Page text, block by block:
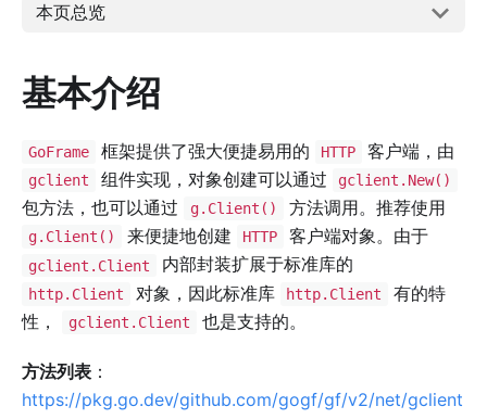
本页总览
基本介绍
GoFrame 框架提供了强大便捷易用的 HTTP 客户端，由
gclient 组件实现，对象创建可以通过 gclient.New()
包方法，也可以通过 g.Client() 方法调用。推荐使用
g.Client() 来便捷地创建 HTTP 客户端对象。由于
gclient.Client 内部封装扩展于标准库的
http.Client 对象，因此标准库 http.Client
有的特
性，
gclient.Client 也是支持的。
方法列表 ：
https://pkg.go.dev/github.com/gogf/gf/v2/net/gclient